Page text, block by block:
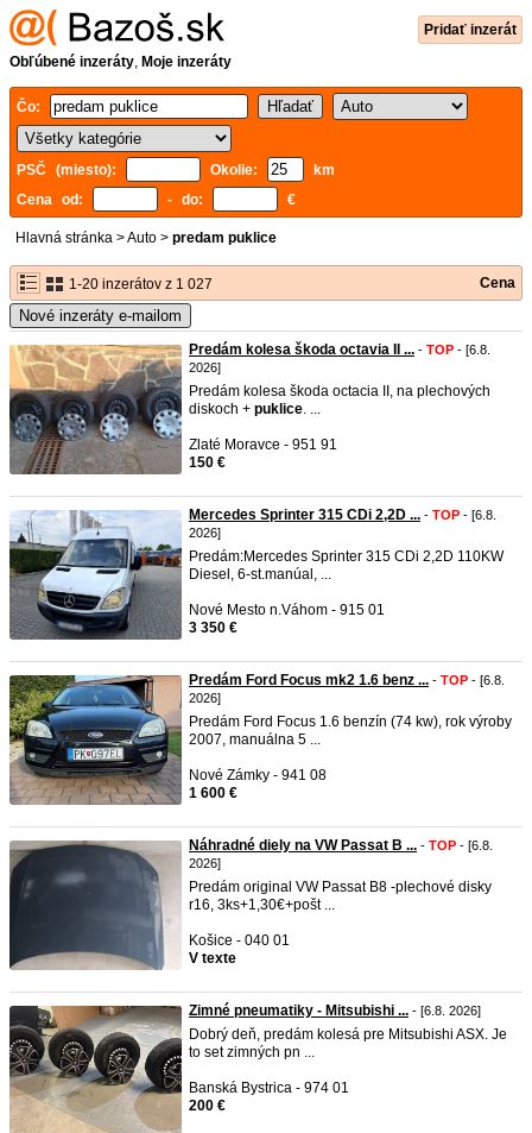
Pridať inzerát
Obľúbené inzeráty, Moje inzeráty
Čo:
PSČ (miesto): Okolie:
km
Cena od:
- do: €
Hlavná stránka >Auto > predam puklice
1-20 inzerátov z 1 027 Cena
Nové inzeráty e-mailom
Predám kolesa škoda octavia II ... - TOP - [6.8.
2026]
Predám kolesa škoda octacia II, na plechových
diskoch + puklice. ...
Zlaté Moravce - 951 91
150 €
Mercedes Sprinter 315 CDi 2,2D ... - TOP - [6.8.
2026]
Predám:Mercedes Sprinter 315 CDi 2,2D 110KW
Diesel, 6-st.manúal, ...
Nové Mesto n.Váhom - 915 01
3 350 €
Predám Ford Focus mk2 1.6 benz ... - TOP - [6.8.
2026]
Predám Ford Focus 1.6 benzín (74 kw), rok výroby
2007, manuálna 5 ...
Nové Zámky - 941 08
1 600 €
Náhradné diely na VW Passat B ... - TOP - [6.8.
2026]
Predám original VW Passat B8 -plechové disky
r16, 3ks+1,30€+pošt ...
Košice - 040 01
V texte
Zimné pneumatiky - Mitsubishi ... - [6.8. 2026]
Dobrý deň, predám kolesá pre Mitsubishi ASX. Je
to set zimných pn ...
Banská Bystrica - 974 01
200 €